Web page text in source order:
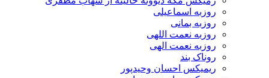
روزبه اسماعیلی
روزبه بمانی
روزبه نعمت اللهی
روزبه نعمت الهی
روناک بند
ریمیکس احسان وحیدپور